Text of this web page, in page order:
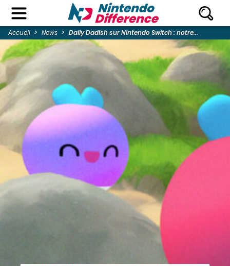
Accueil News Daily Dadish sur Nintendo Switch : notre...